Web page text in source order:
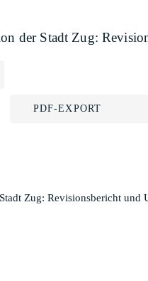
der Stadt Zug:
PDF-EXPORT
Zug: Revisionsbericht und